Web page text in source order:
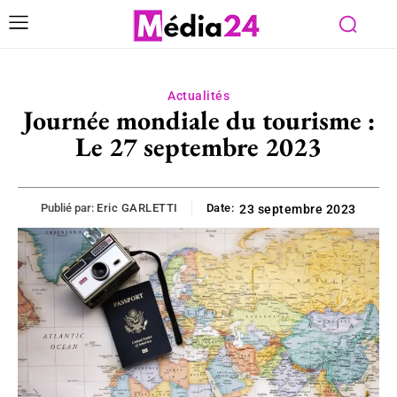
Actualités
Journée mondiale du tourisme :
Le 27 septembre 2023
Publié par: Eric GARLETTI Date: 23 septembre 2023